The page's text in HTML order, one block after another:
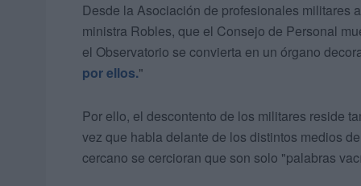
Desde la Asociación de profesionales militares
ministra Robles, que el Consejo de Personal
el Observatorio se convierta en un órgano
por ellos."
Por ello, el descontento de los militares reside
vez que habla delante de los distintos medios
cercano se cercioran que son solo "palabras